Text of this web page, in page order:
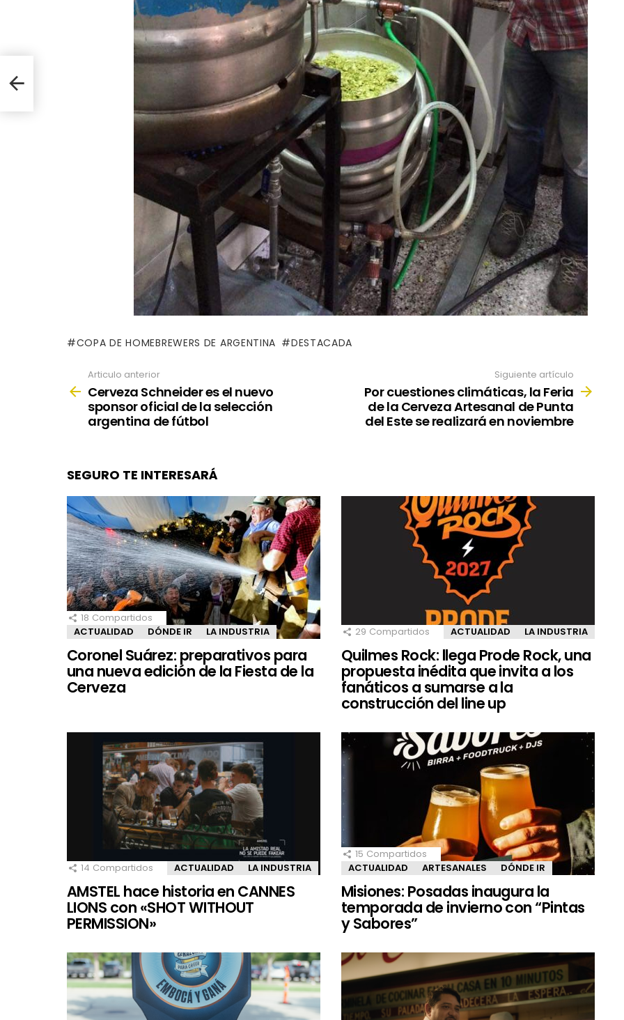
COPA DE HOMEBREWERS DE ARGENTINA DESTACADA
more
Articulo anterior
Cerveza Schneider es el nuevo
sponsor oficial de la selección
argentina de fútbol
Siguiente artículo
Por cuestiones climáticas, la Feria
de la Cerveza Artesanal de Punta
del Este se realizará en noviembre
SEGURO TE INTERESARÁ
18 Compartidos
ACTUALIDAD
DÓNDE IR LA INDUSTRIA
Coronel Suárez: preparativos para
una nueva edición de la Fiesta de la
Cerveza
29 Compartidos ACTUALIDAD LA INDUSTRIA
Quilmes Rock: llega Prode Rock, una
propuesta inédita que invita a los
fanáticos a sumarse a la
construcción del line up
14 Compartidos ACTUALIDAD LA INDUSTRIA
AMSTEL hace historia en CANNES
LIONS con «SHOT WITHOUT
PERMISSION»
15 Compartidos
ACTUALIDAD
ARTESANALES DÓNDE IR
Misiones: Posadas inaugura la
temporada de invierno con “Pintas
y Sabores”